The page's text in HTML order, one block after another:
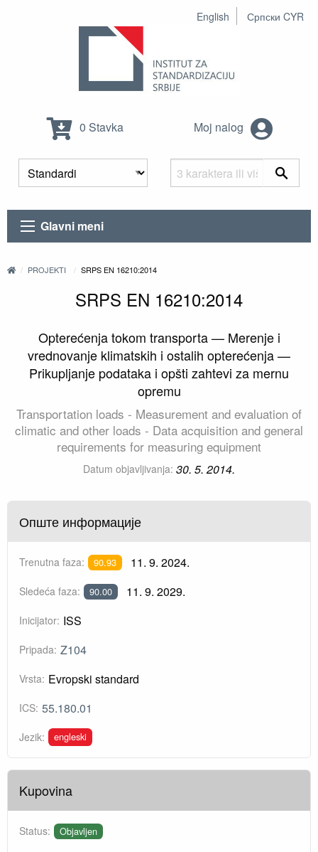
English Српски CYR
0 Stavka Moj nalog
Glavni meni
PROJEKTI SRPS EN 16210:2014
SRPS EN 16210:2014
Opterećenja tokom transporta — Merenje i
vrednovanje klimatskih i ostalih opterećenja —
Prikupljanje podataka i opšti zahtevi za mernu
opremu
Transportation loads - Measurement and evaluation of
climatic and other loads - Data acquisition and general
requirements for measuring equipment
Datum objavljivanja: 30. 5. 2014.
Опште информације
Trenutna faza: 90.93 11. 9. 2024.
Sledeća faza: 90.00 11. 9. 2029.
Inicijator: ISS
Pripada: Z104
Vrsta: Evropski standard
ICS: 55.180.01
Jezik: engleski
Kupovina
Status: Objavljen